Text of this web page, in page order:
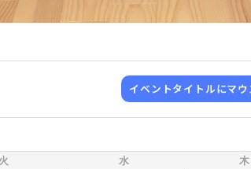
イベントタイトルにマ
火 水 木